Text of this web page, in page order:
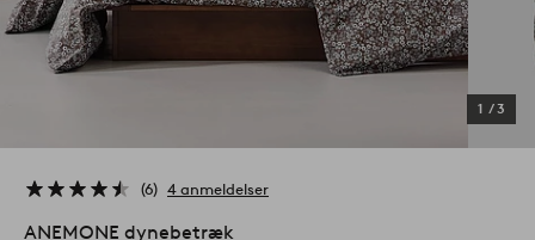
1 /3
6 4 anmeldelser
ANEMONE dynebetræk